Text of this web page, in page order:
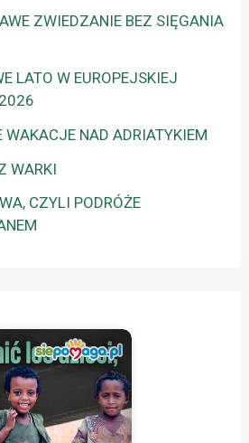
ZWIEDZANIE BEZ SIĘGANIA
LATO W EUROPEJSKIEJ
WAKACJE NAD ADRIATYKIEM
WARKI
CZYLI PODRÓŻE